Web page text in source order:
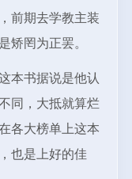
前期去学教主装
矫罔为正罢。
书据说是他认
同，大抵就算烂
各大榜单上这本
也是上好的佳